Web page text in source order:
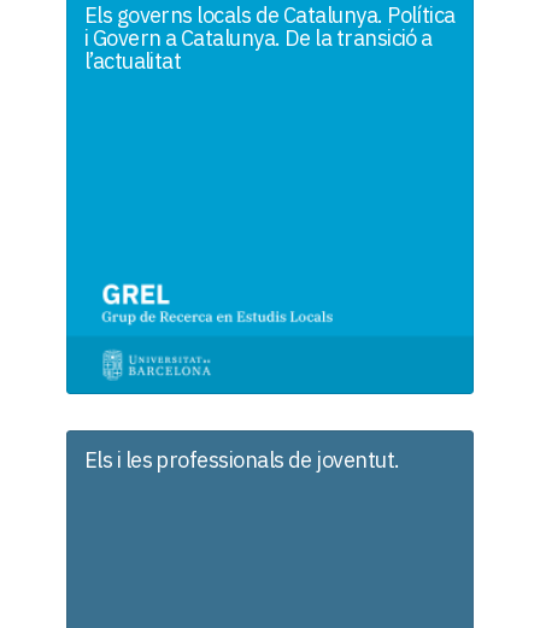
Els governs locals de Catalunya. Política
i Govern a Catalunya. De la transició a
l’actualitat
Els i les professionals de joventut.